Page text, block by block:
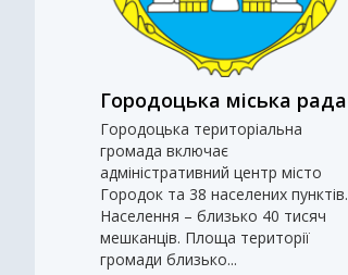
Городоцька міська рада
Городоцька територіальна
громада включає
адміністративний центр місто
Городок та 38 населених пунктів.
Населення – близько 40 тисяч
мешканців. Площа території
громади близько...